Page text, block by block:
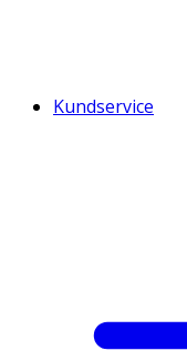
Kundservice